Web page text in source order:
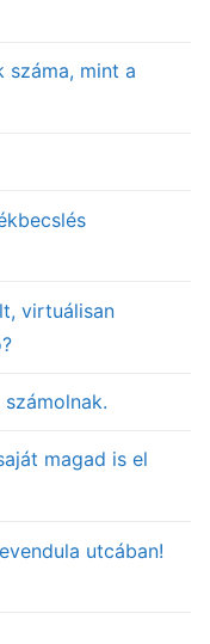
száma, mint a
virtuálisan
magad is el
utcában!